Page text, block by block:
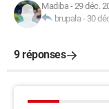
Madiba-29 déc.
brupala - 30
9 réponses